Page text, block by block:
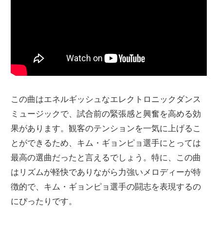
この曲はエネルギッシュなエレクトロニックダンス
ミュージックで、試合前の緊張感と興奮を高める効
果があります。観客のテンションを一気に上げるこ
とができるため、キム・ギョンピョ選手にとっては
最高の選曲だったと言えるでしょう。特に、この曲
はリズムが軽快でありながら力強いメロディーが特
徴的で、キム・ギョンピョ選手の闘志を表現するの
にぴったりです。